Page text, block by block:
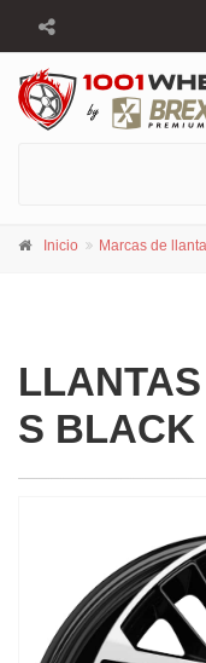
Inicio Marcas de
S BLACK